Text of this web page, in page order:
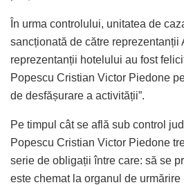
În urma controlului, unitatea de
sancționată de către reprezentanții
reprezentanții hotelului au fost
Popescu Cristian Victor Piedone
de desfășurare a activității”.
Pe timpul cât se află sub control
Popescu Cristian Victor Piedone
serie de obligații între care: să se
este chemat la organul de urmărire